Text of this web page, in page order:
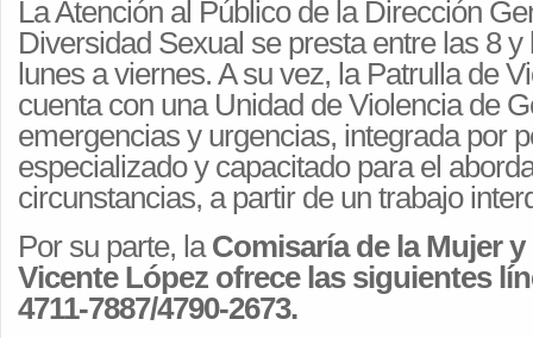
La Atención al Público de la Dirección
Diversidad Sexual se presta entre las 8 y
lunes a viernes. A su vez, la Patrulla de
cuenta con una Unidad de Violencia de
emergencias y urgencias, integrada por
especializado y capacitado para el
circunstancias, a partir de un trabajo
Por su parte, laComisaría de la Mujer
Vicente López ofrece las siguientes
4711-7887/4790-2673.